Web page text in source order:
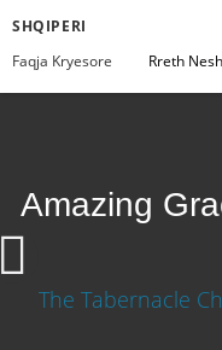
SHQIPERI
Faqja Kryesore
Rreth Nesh
Amazing